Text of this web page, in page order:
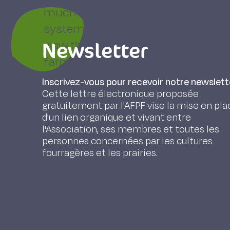
much room to maneuver farmers
systems and included an
view the water vole and the
farmers consider the water vole to
while others feel that water vole
imbalance that must be taken
perspectives lead farmers to
consequently, they may prefer
even when the latter methods
shows that prescribing control
necessary to find the right
account system constraints, local
Newsletter
Inscrivez-vous pour recevoir notre
Cette lettre électronique proposée
gratuitement par l'AFPF vise la mise en
d'un lien organique et vivant entre
l'Association, ses membres et toutes les
personnes concernées par les cultures
fourragères et les prairies.